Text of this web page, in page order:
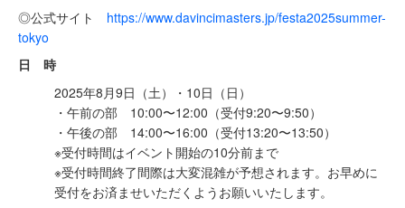
◎公式サイト https://www.davincimasters.jp/festa2025summer-
tokyo
日 時
2025年8月9日（土）・10日（日）
・午前の部 10:00〜12:00（受付9:20〜9:50）
・午後の部 14:00〜16:00（受付13:20〜13:50）
※受付時間はイベント開始の10分前まで
※受付時間終了間際は大変混雑が予想されます。お早めに
受付をお済ませいただくようお願いいたします。